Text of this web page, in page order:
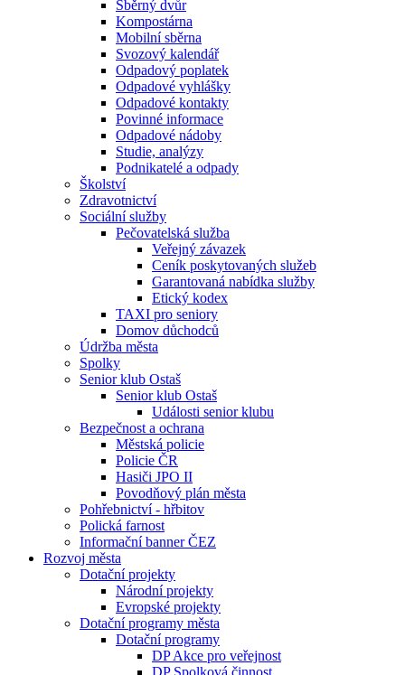
Sběrný dvůr
Kompostárna
Mobilní sběrna
Svozový kalendář
Odpadový poplatek
Odpadové vyhlášky
Odpadové kontakty
Povinné informace
Odpadové nádoby
Studie, analýzy
Podnikatelé a odpady
Školství
Zdravotnictví
Sociální služby
Pečovatelská služba
Veřejný závazek
Ceník poskytovaných služeb
Garantovaná nabídka služby
Etický kodex
TAXI pro seniory
Domov důchodců
Údržba města
Spolky
Senior klub Ostaš
Senior klub Ostaš
Události senior klubu
Bezpečnost a ochrana
Městská policie
Policie ČR
Hasiči JPO II
Povodňový plán města
Pohřebnictví - hřbitov
Polická farnost
Informační banner ČEZ
Rozvoj města
Dotační projekty
Národní projekty
Evropské projekty
Dotační programy města
Dotační programy
DP Akce pro veřejnost
DP Spolková činnost